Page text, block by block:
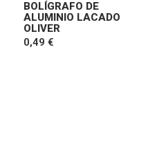
BOLÍGRAFO DE
ALUMINIO LACADO
OLIVER
0,49 €